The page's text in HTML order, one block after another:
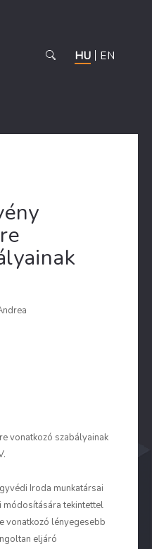
HU EN
vonatkozó szabályainak
Iroda munkatársai
módosítására tekintettel
vonatkozó lényegesebb
eljáró